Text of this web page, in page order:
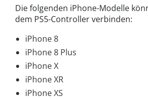
Die folgenden iPhone-Modelle
dem PS5-Controller verbinden:
iPhone 8
iPhone 8 Plus
iPhone X
iPhone XR
iPhone XS